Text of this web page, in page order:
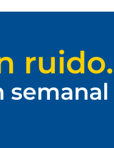
ruido.
semanal